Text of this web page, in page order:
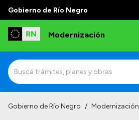
Gobierno de Río Negro
Modernización
Gobierno de Río Negro / Modernización